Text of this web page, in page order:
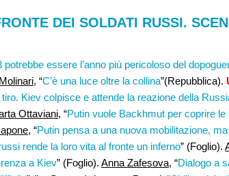
DEI SOLDATI RUSSI.
potrebbe essere l’anno più pericoloso del
“C’è una luce oltre la collina”(Repubblica).
Kiev colpisce e attende la reazione della
Ottaviani, “Putin vuole Backhmut per coprire
, “Putin pensa a una nuova mobilitazione,
rende la loro vita al fronte un inferno” (Foglio).
a Kiev” (Foglio). Anna Zafesova, “Dialogo a